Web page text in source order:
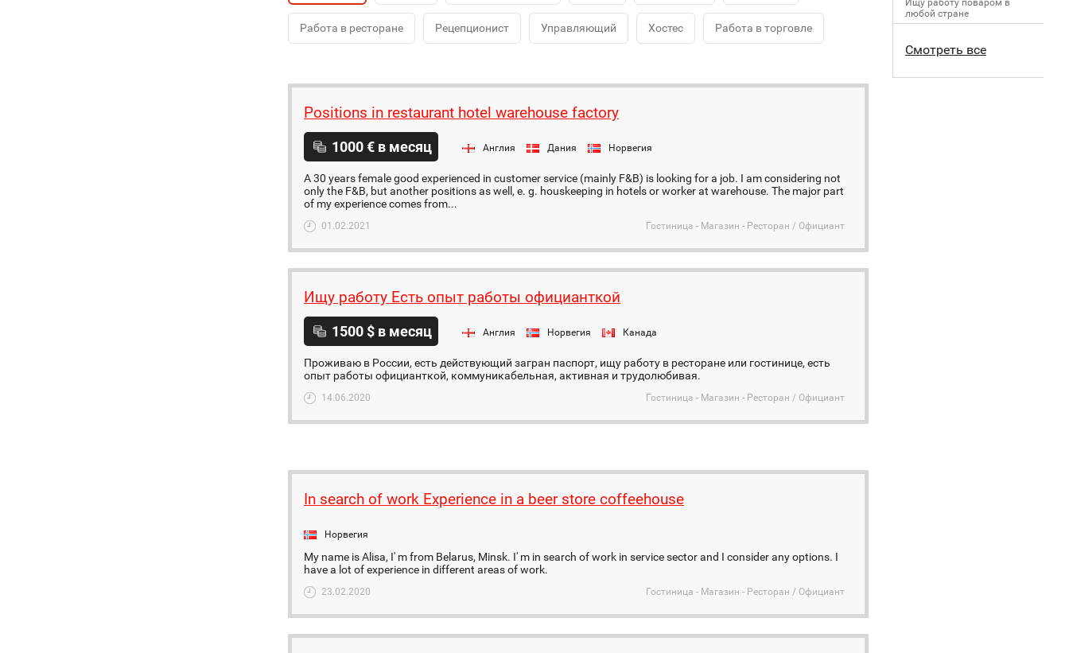
Работа в ресторане Рецепционист Управляющий Хостес Работа в торговле
Positions in restaurant hotel warehouse factory
1000 € в месяц Англия Дания Норвегия
A 30 years female good experienced in customer service (mainly F&B) is looking for a job. I am considering not
only the F&B, but another positions as well, e. g. houskeeping in hotels or worker at warehouse. The major part
of my experience comes from...
01.02.2021 Гостиница - Магазин - Ресторан / Официант
Ищу работу Есть опыт работы официанткой
1500 $ в месяц Англия Норвегия Канада
Проживаю в России, есть действующий загран паспорт, ищу работу в ресторане или гостинице, есть
опыт работы официанткой, коммуникабельная, активная и трудолюбивая.
14.06.2020 Гостиница - Магазин - Ресторан / Официант
In search of work Experience in a beer store coffeehouse
Норвегия
My name is Alisa, I' m from Belarus, Minsk. I' m in search of work in service sector and I consider any options. I
have a lot of experience in different areas of work.
23.02.2020 Гостиница - Магазин - Ресторан / Официант
Ищу работу поваром в
любой стране
Смотреть все